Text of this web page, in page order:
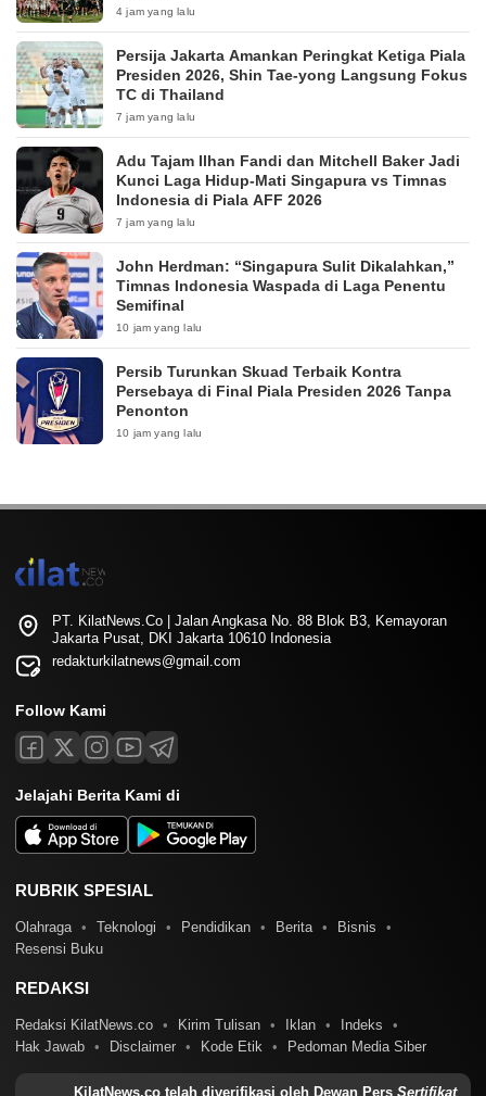
4 jam yang lalu
Persija Jakarta Amankan Peringkat Ketiga Piala
Presiden 2026, Shin Tae-yong Langsung Fokus
TC di Thailand
7 jam yang lalu
Adu Tajam Ilhan Fandi dan Mitchell Baker Jadi
Kunci Laga Hidup-Mati Singapura vs Timnas
Indonesia di Piala AFF 2026
7 jam yang lalu
John Herdman: “Singapura Sulit Dikalahkan,”
Timnas Indonesia Waspada di Laga Penentu
Semifinal
10 jam yang lalu
Persib Turunkan Skuad Terbaik Kontra
Persebaya di Final Piala Presiden 2026 Tanpa
Penonton
10 jam yang lalu
PT. KilatNews.Co | Jalan Angkasa No. 88 Blok B3, Kemayoran
Jakarta Pusat, DKI Jakarta 10610 Indonesia
redakturkilatnews@gmail.com
Follow Kami
Jelajahi Berita Kami di
RUBRIK SPESIAL
Olahraga Teknologi Pendidikan Berita
Bisnis
Resensi Buku
REDAKSI
Redaksi KilatNews.co Kirim Tulisan Iklan
Indeks
Hak Jawab
Disclaimer Kode Etik Pedoman Media Siber
KilatNews.co telah diverifikasi oleh Dewan Pers Sertifikat